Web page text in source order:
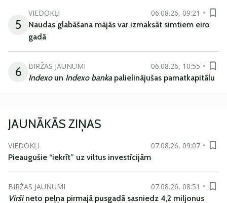
5
VIEDOKĻI
06.08.26, 09:21
Naudas glabāšana mājās var izmaksāt simtiem eiro
gadā
6 BIRŽAS JAUNUMI
06.08.26, 10:55
Indexoun Indexo banka palielinājušas pamatkapitālu
JAUNĀKĀS ZIŅAS
VIEDOKĻI
07.08.26, 09:07
Pieaugušie “iekrīt” uz viltus investīcijām
BIRŽAS JAUNUMI
07.08.26, 08:51
Viršineto peļņa pirmajā pusgadā sasniedz 4,2 miljonus